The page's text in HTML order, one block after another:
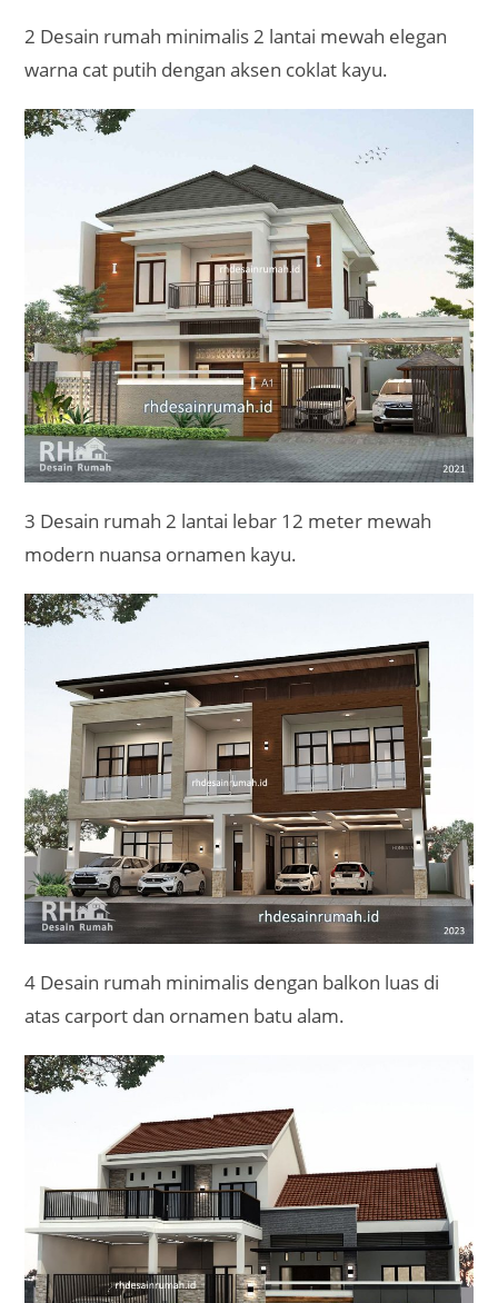
2 Desain rumah minimalis 2 lantai mewah elegan
warna cat putih dengan aksen coklat kayu.
3 Desain rumah 2 lantai lebar 12 meter mewah
modern nuansa ornamen kayu.
4 Desain rumah minimalis dengan balkon luas di
atas carport dan ornamen batu alam.